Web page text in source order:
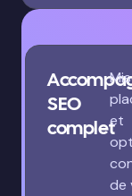
SEO
completet
de